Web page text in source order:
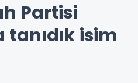
Partisi
tanıdık isim